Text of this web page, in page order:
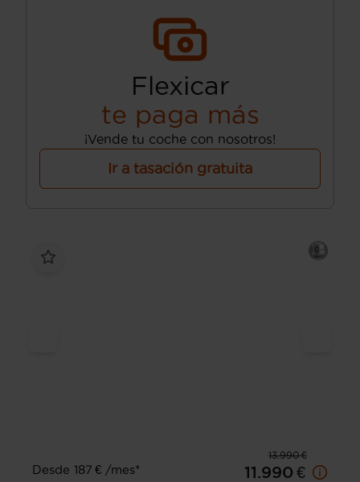
Flexicar
te paga más
¡Vende tu coche con nosotros!
Ir a tasación gratuita
13.990 €
Desde 187 € /mes*
11.990 €